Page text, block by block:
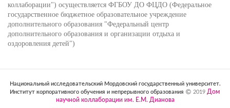
коллаборации") осуществляется ФГБОУ ДО ФЦДО (Федеральное
государственное бюджетное образовательное учреждение
дополнительного образования "Федеральный центр
дополнительного образования и организации отдыха и
оздоровления детей")
Национальный исследовательский Мордовский государственный университет.
Институт корпоративного обучения и непрерывного образования
2019 Дом
научной коллаборации им. Е.М. Дианова